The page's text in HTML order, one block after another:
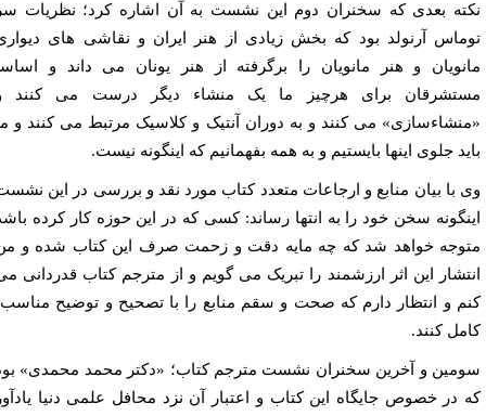
بعدی که سخنران دوم این نشست به آن اشاره کرد؛ نظریات سر
آرنولد بود که بخش زیادی از هنر ایران و نقاشی های دیواری
و هنر مانویان را برگرفته از هنر یونان می داند و اساسا
برای هرچیز ما یک منشاء دیگر درست می کنند و
می کنند و به دوران آنتیک و کلاسیک مرتبط می کنند و ما
جلوی اینها بایستیم و به همه بفهمانیم که اینگونه نیست.
با بیان منابع و ارجاعات متعدد کتاب مورد نقد و بررسی در این نشست
سخن خود را به انتها رساند: کسی که در این حوزه کار کرده باشد
خواهد شد که چه مایه دقت و زحمت صرف این کتاب شده و من
این اثر ارزشمند را تبریک می گویم و از مترجم کتاب قدردانی می
و انتظار دارم که صحت و سقم منابع را با تصحیح و توضیح مناسب،
کنند.
و آخرین سخنران نشست مترجم کتاب؛ «دکتر محمد محمدی» بود
در خصوص جایگاه این کتاب و اعتبار آن نزد محافل علمی دنیا یادآور